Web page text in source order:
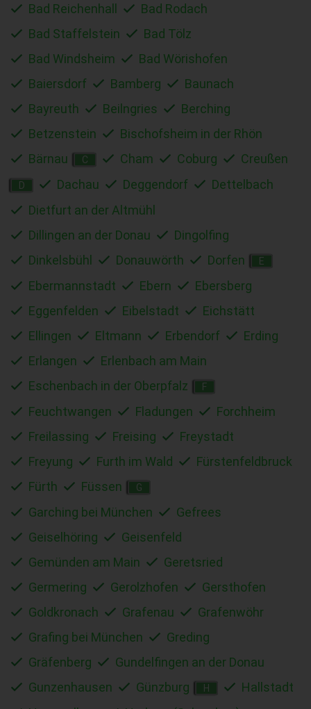
Bad Reichenhall
Bad Rodach
Bad Staffelstein
Bad Tölz
Bad Windsheim
Bad Wörishofen
Baiersdorf
Bamberg
Baunach
Bayreuth
Beilngries
Berching
Betzenstein
Bischofsheim in der Rhön
Bärnau
C Cham Coburg Creußen
D Dachau Deggendorf
Dettelbach
Dietfurt an der Altmühl
Dillingen an der Donau
Dingolfing
Dinkelsbühl
Donauwörth Dorfen E
Ebermannstadt Ebern
Ebersberg
Eggenfelden
Eibelstadt
Eichstätt
Ellingen
Eltmann Erbendorf
Erding
Erlangen
Erlenbach am Main
Eschenbach in der Oberpfalz
F
Feuchtwangen Fladungen
Forchheim
Freilassing
Freising
Freystadt
Freyung
Furth im Wald
Fürstenfeldbruck
Fürth
Füssen G
Garching bei München
Gefrees
Geiselhöring
Geisenfeld
Gemünden am Main
Geretsried
Germering
Gerolzhofen
Gersthofen
Goldkronach
Grafenau
Grafenwöhr
Grafing bei München
Greding
Gräfenberg
Gundelfingen an der Donau
Gunzenhausen
Günzburg H
Hallstadt